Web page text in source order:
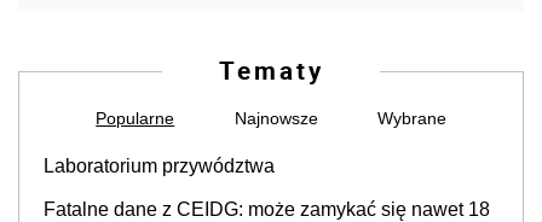
Tematy
Popularne Najnowsze Wybrane
Laboratorium przywództwa
Fatalne dane z CEIDG: może zamykać się nawet 18